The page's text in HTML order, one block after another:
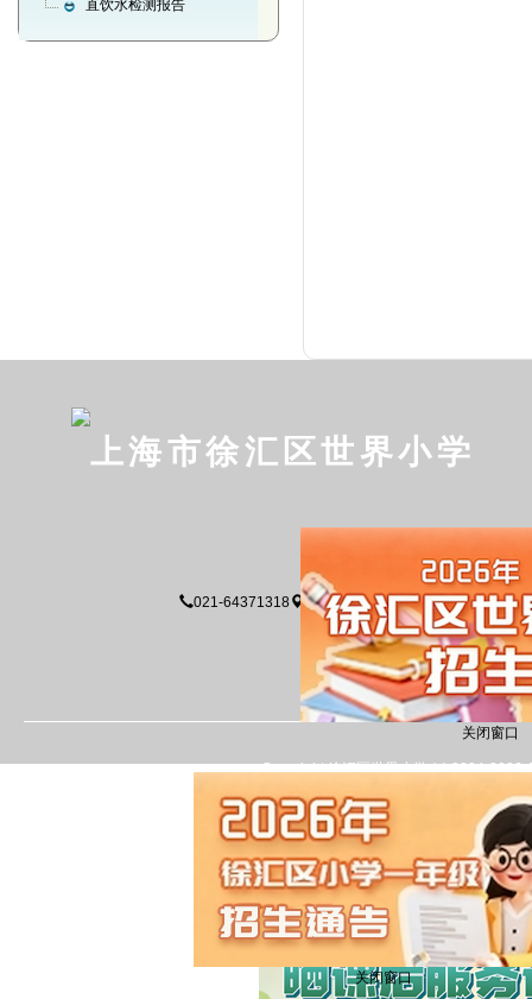
直饮水检测报告
上海市徐汇区世界小学
021-64371318 上海市徐汇区武康路280弄2号
Copyright 徐汇区世界小学 (c) 2004-2006
关